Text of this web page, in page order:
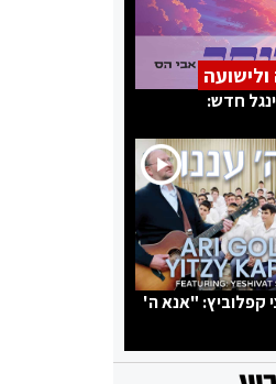
חדש:
קפלוביץ: "אנא ה'